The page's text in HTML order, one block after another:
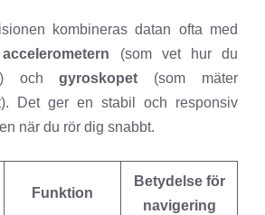
kombineras datan ofta med
accelerometern (som vet hur du
ochgyroskopet (som mäter
Det ger en stabil och responsiv
när du rör dig snabbt.
Funktion
Betydelse för
navigering